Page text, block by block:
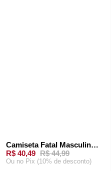
-10%
Camiseta Fatal Masculina Fagodson Preta
R$ 40,49 R$ 44,99
Ou no Pix (10% de desconto)